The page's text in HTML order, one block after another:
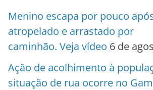
Menino escapa por pouco
atropelado e arrastado por
caminhão. Veja vídeo 6 de
Ação de acolhimento à
situação de rua ocorre no